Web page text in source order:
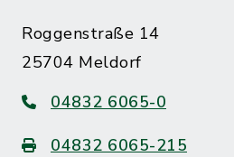
Roggenstraße 14
25704 Meldorf
04832 6065-0
04832 6065-215